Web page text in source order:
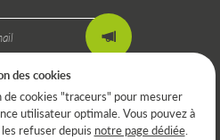
Légales
d'utilisation
confidentialité
des cookies
cookies "traceurs" pour mesurer
utilisateur optimale. Vous pouvez à
refuser depuis notre page dédiée.